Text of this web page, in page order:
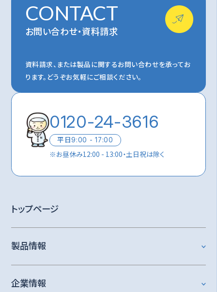
CONTACT
お問い合わせ・資料請求
資料請求、または製品に関するお問い合わせを承ってお
ります。 どうぞお気軽にご相談ください。
0120-24-3616
平日9:00 - 17:00
※お昼休み12:00 - 13:00・土日祝は除く
トップページ
製品情報
企業情報